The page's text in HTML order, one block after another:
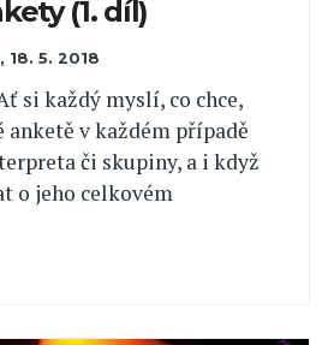
(1. díl)
, 18. 5. 2018
si každý myslí, co chce,
v každém případě
či skupiny, a i když
o jeho celkovém